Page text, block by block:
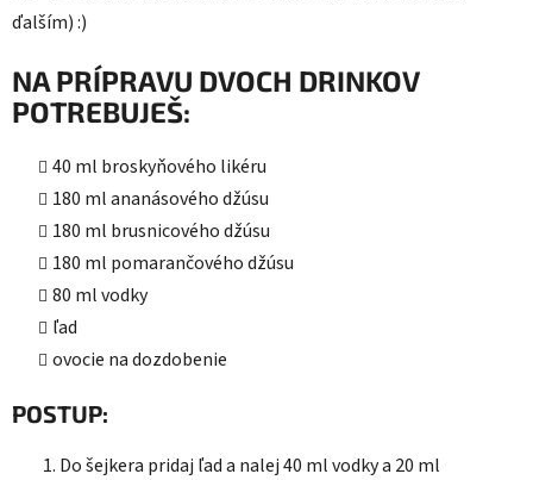
ďalším) :)
NA PRÍPRAVU DVOCH DRINKOV
POTREBUJEŠ:
40 ml broskyňového likéru
180 ml ananásového džúsu
180 ml brusnicového džúsu
180 ml pomarančového džúsu
80 ml vodky
ľad
ovocie na dozdobenie
POSTUP:
Do šejkera pridaj ľad a nalej 40 ml vodky a 20 ml